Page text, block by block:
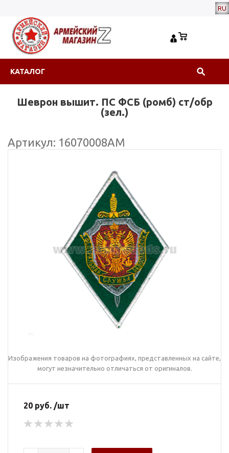
RU
КАТАЛОГ
Шеврон вышит. ПС ФСБ (ромб) ст/обр
(зел.)
Артикул: 16070008АМ
Изображения товаров на фотографиях, представленных на сайте,
могут незначительно отличаться от оригиналов.
20 руб. /шт